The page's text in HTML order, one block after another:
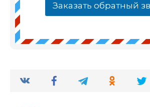
Заказать обратный